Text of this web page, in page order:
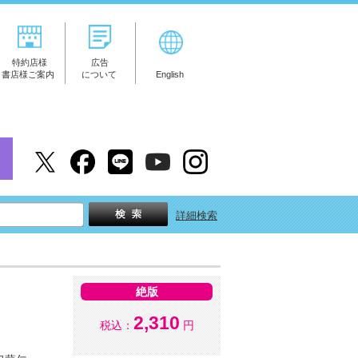
特約店様
書店様ご案内
広告
について
English
詳細検索
絶版
税込： 2,310 円